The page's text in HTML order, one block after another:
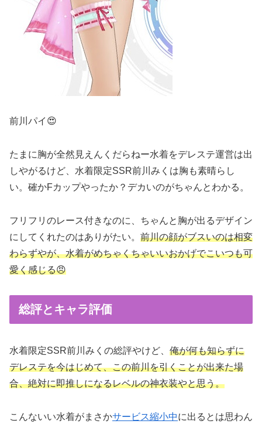
前川パイ😍
たまに胸が全然見えんくだらねー水着をデレステ運営は出
しやがるけど、水着限定SSR前川みくは胸も素晴らし
い。確かFカップやったか？デカいのがちゃんとわかる。
フリフリのレース付きなのに、ちゃんと胸が出るデザイン
にしてくれたのはありがたい。 前川の顔がブスいのは相変
わらずやが、水着がめちゃくちゃいいおかげでこいつも可
愛く感じる😠
総評とキャラ評価
水着限定SSR前川みくの総評やけど、 俺が何も知らずに
デレステを今はじめて、この前川を引くことが出来た場
合、絶対に即推しになるレベルの神衣装やと思う。
こんないい水着がまさかサービス縮小中に出るとは思わん